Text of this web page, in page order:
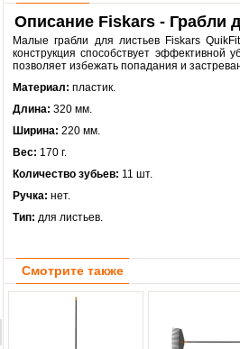
Описание Fiskars - Грабли
Малые грабли для листьев Fiskars
конструкция способствует эффективной
позволяет избежать попадания и
Материал: пластик.
Длина: 320 мм.
Ширина: 220 мм.
Вес: 170 г.
Количество зубьев: 11 шт.
Ручка: нет.
Тип: для листьев.
Смотрите также